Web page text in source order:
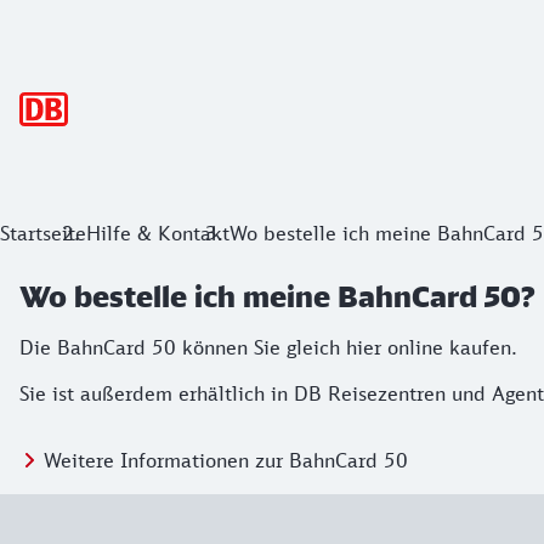
StartseiteHilfe & KontaktWo bestelle ich meine BahnCard
Wo bestelle ich meine BahnCard 50?
Die BahnCard 50 können Sie gleich hier online kaufen.
Sie ist außerdem erhältlich in DB Reisezentren und
Weitere Informationen zur BahnCard 50